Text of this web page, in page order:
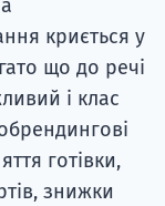
криється у
що до речі
і клас
готівки,
знижки